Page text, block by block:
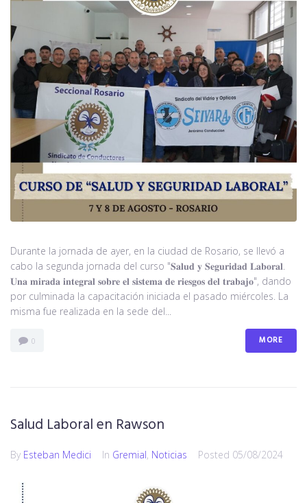
Durante la jornada de ayer, en la ciudad de Rosario, se llevó a
cabo la segunda jornada del curso "𝐒𝐚𝐥𝐮𝐝 𝐲 𝐒𝐞𝐠𝐮𝐫𝐢𝐝𝐚𝐝 𝐋𝐚𝐛𝐨𝐫𝐚𝐥.
𝐔𝐧𝐚 𝐦𝐢𝐫𝐚𝐝𝐚 𝐢𝐧𝐭𝐞𝐠𝐫𝐚𝐥 𝐬𝐨𝐛𝐫𝐞 𝐞𝐥 𝐬𝐢𝐬𝐭𝐞𝐦𝐚 𝐝𝐞 𝐫𝐢𝐞𝐬𝐠𝐨𝐬 𝐝𝐞𝐥 𝐭𝐫𝐚𝐛𝐚𝐣𝐨", dando
por culminada la capacitación iniciada el pasado miércoles. La
misma fue realizada en la sede del...
0 MORE
Salud Laboral en Rawson
By Esteban Medici In Gremial, Noticias Posted 05/08/2024